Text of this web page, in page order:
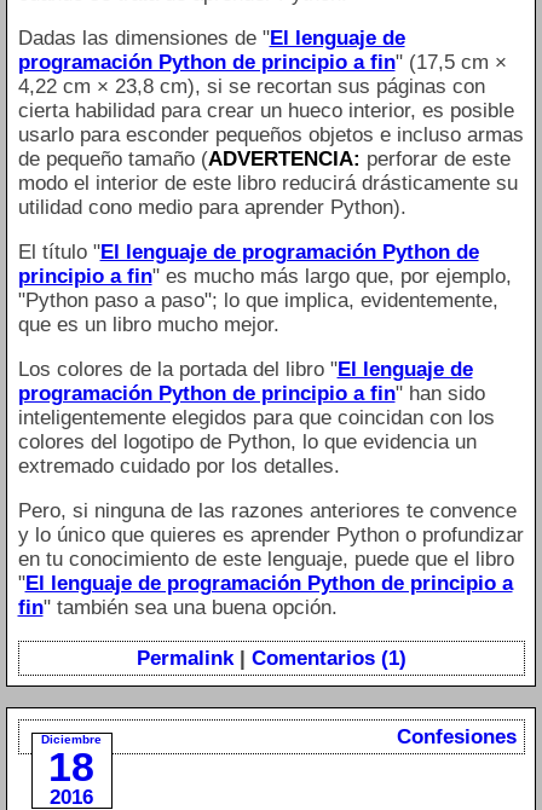
Dadas las dimensiones de "El lenguaje de
programación Python de principio a fin" (17,5 cm ×
4,22 cm × 23,8 cm), si se recortan sus páginas con
cierta habilidad para crear un hueco interior, es posible
usarlo para esconder pequeños objetos e incluso armas
de pequeño tamaño (ADVERTENCIA: perforar de este
modo el interior de este libro reducirá drásticamente su
utilidad cono medio para aprender Python).
El título "El lenguaje de programación Python de
principio a fin" es mucho más largo que, por ejemplo,
"Python paso a paso"; lo que implica, evidentemente,
que es un libro mucho mejor.
Los colores de la portada del libro "El lenguaje de
programación Python de principio a fin" han sido
inteligentemente elegidos para que coincidan con los
colores del logotipo de Python, lo que evidencia un
extremado cuidado por los detalles.
Pero, si ninguna de las razones anteriores te convence
y lo único que quieres es aprender Python o profundizar
en tu conocimiento de este lenguaje, puede que el libro
"El lenguaje de programación Python de principio a
fin" también sea una buena opción.
Permalink| Comentarios (1)
Diciembre
18
2016
Confesiones